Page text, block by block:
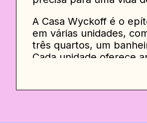
A Casa Wyckoff é o
em várias unidades,
três quartos, um
Cada unidade oferece
funcional.